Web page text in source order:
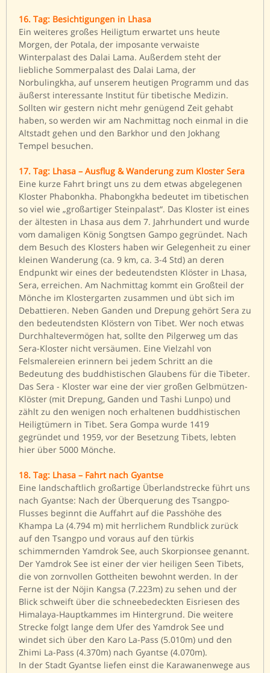
16. Tag: Besichtigungen in Lhasa
Ein weiteres großes Heiligtum erwartet uns heute
Morgen, der Potala, der imposante verwaiste
Winterpalast des Dalai Lama. Außerdem steht der
liebliche Sommerpalast des Dalai Lama, der
Norbulingkha, auf unserem heutigen Programm und das
äußerst interessante Institut für tibetische Medizin.
Sollten wir gestern nicht mehr genügend Zeit gehabt
haben, so werden wir am Nachmittag noch einmal in die
Altstadt gehen und den Barkhor und den Jokhang
Tempel besuchen.
17. Tag: Lhasa – Ausflug & Wanderung zum Kloster Sera
Eine kurze Fahrt bringt uns zu dem etwas abgelegenen
Kloster Phabonkha. Phabongkha bedeutet im tibetischen
so viel wie „großartiger Steinpalast“. Das Kloster ist eines
der ältesten in Lhasa aus dem 7. Jahrhundert und wurde
vom damaligen König Songtsen Gampo gegründet. Nach
dem Besuch des Klosters haben wir Gelegenheit zu einer
kleinen Wanderung (ca. 9 km, ca. 3-4 Std) an deren
Endpunkt wir eines der bedeutendsten Klöster in Lhasa,
Sera, erreichen. Am Nachmittag kommt ein Großteil der
Mönche im Klostergarten zusammen und übt sich im
Debattieren. Neben Ganden und Drepung gehört Sera zu
den bedeutendsten Klöstern von Tibet. Wer noch etwas
Durchhaltevermögen hat, sollte den Pilgerweg um das
Sera-Kloster nicht versäumen. Eine Vielzahl von
Felsmalereien erinnern bei jedem Schritt an die
Bedeutung des buddhistischen Glaubens für die Tibeter.
Das Sera - Kloster war eine der vier großen Gelbmützen-
Klöster (mit Drepung, Ganden und Tashi Lunpo) und
zählt zu den wenigen noch erhaltenen buddhistischen
Heiligtümern in Tibet. Sera Gompa wurde 1419
gegründet und 1959, vor der Besetzung Tibets, lebten
hier über 5000 Mönche.
18. Tag: Lhasa – Fahrt nach Gyantse
Eine landschaftlich großartige Überlandstrecke führt uns
nach Gyantse: Nach der Überquerung des Tsangpo-
Flusses beginnt die Auffahrt auf die Passhöhe des
Khampa La (4.794 m) mit herrlichem Rundblick zurück
auf den Tsangpo und voraus auf den türkis
schimmernden Yamdrok See, auch Skorpionsee genannt.
Der Yamdrok See ist einer der vier heiligen Seen Tibets,
die von zornvollen Gottheiten bewohnt werden. In der
Ferne ist der Nöjin Kangsa (7.223m) zu sehen und der
Blick schweift über die schneebedeckten Eisriesen des
Himalaya-Hauptkammes im Hintergrund. Die weitere
Strecke folgt lange dem Ufer des Yamdrok See und
windet sich über den Karo La-Pass (5.010m) und den
Zhimi La-Pass (4.370m) nach Gyantse (4.070m).
In der Stadt Gyantse liefen einst die Karawanenwege aus